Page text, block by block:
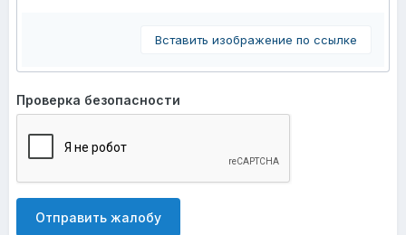
Вставить изображение по ссылке
Проверка безопасности
Отправить жалобу